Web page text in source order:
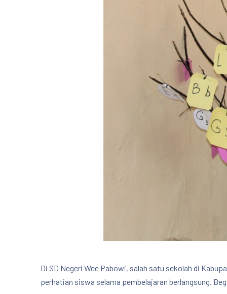
Di SD Negeri Wee Pabowi, salah satu sekolah di
perhatian siswa selama pembelajaran berlangsung.